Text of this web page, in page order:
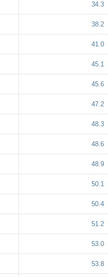
34.3
38.2
41.0
45.1
45.6
47.2
48.3
48.6
48.9
50.1
50.4
51.2
53.0
53.8